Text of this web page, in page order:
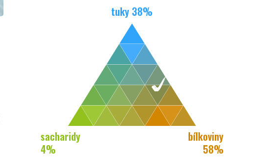
tuky 38%
sacharidy
4%
bílkoviny
58%